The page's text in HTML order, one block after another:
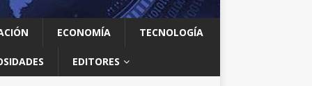
ECONOMÍA TECNOLOGÍA
EDITORES